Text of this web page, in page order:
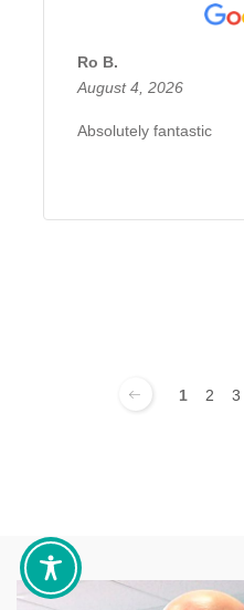
Ro B.
August 4, 2026
Absolutely fantastic
1 2 3